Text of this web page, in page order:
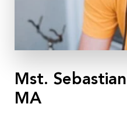
Mst.
MA